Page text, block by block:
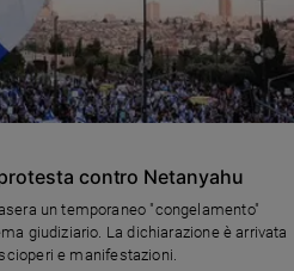
contro Netanyahu
e manifestazioni.